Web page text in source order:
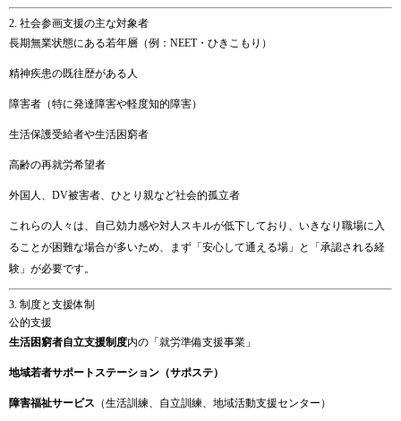
2. 社会参画支援の主な対象者
長期無業状態にある若年層（例： NEET・ ひき こ も り）
精神疾患の既往歴がある 人
障害者（特に発達障害や軽度知的障害）
生活保護受給者や生活困窮者
高齢の再就労希望者
外国 人、 DV被害者、 ひとり 親など社会的孤立者
これらの人々は、 自己効力感や対人 スキルが低下しており、 いきなり 職場に 入
ることが困難な場合が多いため、 まず「 安心して通える場」 と「 承認される経
験」 が必要です。
3. 制度と支援体制
公的支援
生活困窮者自立支援制度内の「 就労準備支援事業」
地域若者サポート ステーション（サポステ）
障害福祉サービス （生活訓練、 自立訓練、 地域活動支援センター）